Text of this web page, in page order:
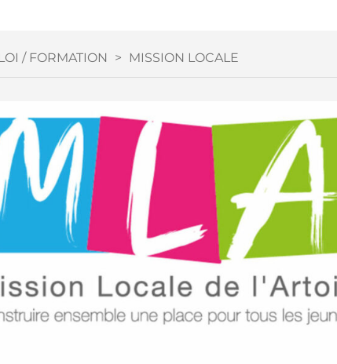
/ FORMATION > MISSION LOCALE